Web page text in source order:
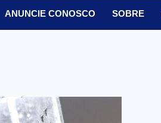
ANUNCIE CONOSCO SOBRE